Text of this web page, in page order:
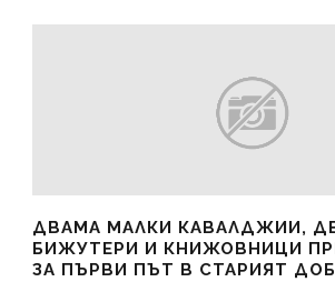
ДВАМА МАЛКИ КАВАЛДЖИИ,
БИЖУТЕРИ И КНИЖОВНИЦИ
ЗА ПЪРВИ ПЪТ В СТАРИЯТ